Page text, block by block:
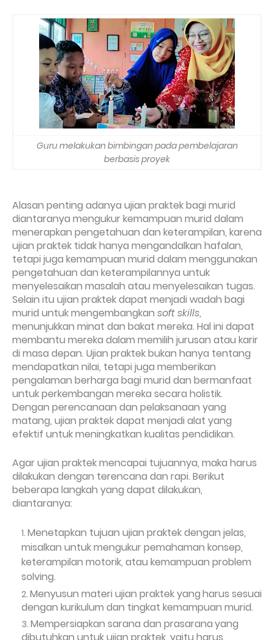
Guru melakukan bimbingan pada pembelajaran
berbasis proyek
Alasan penting adanya ujian praktek bagi murid
diantaranya mengukur kemampuan murid dalam
menerapkan pengetahuan dan keterampilan, karena
ujian praktek tidak hanya mengandalkan hafalan,
tetapi juga kemampuan murid dalam menggunakan
pengetahuan dan keterampilannya untuk
menyelesaikan masalah atau menyelesaikan tugas.
Selain itu ujian praktek dapat menjadi wadah bagi
murid untuk mengembangkan soft skills,
menunjukkan minat dan bakat mereka. Hal ini dapat
membantu mereka dalam memilih jurusan atau karir
di masa depan. Ujian praktek bukan hanya tentang
mendapatkan nilai, tetapi juga memberikan
pengalaman berharga bagi murid dan bermanfaat
untukperkembangan mereka secara holistik.
Dengan perencanaan dan pelaksanaan yang
matang, ujian praktek dapat menjadi alat yang
efektif untukmeningkatkan kualitas pendidikan.
Agar ujian praktek mencapai tujuannya, maka harus
dilakukan dengan terencana dan rapi. Berikut
beberapa langkah yang dapat dilakukan,
diantaranya:
Menetapkan tujuan ujian praktek dengan jelas,
misalkan untukmengukur pemahaman konsep,
keterampilan motorik, atau kemampuan problem
solving.
Menyusun materi ujian praktek yangharus sesuai
dengan kurikulum dan tingkat kemampuan murid.
Mempersiapkan sarana dan prasaranayang